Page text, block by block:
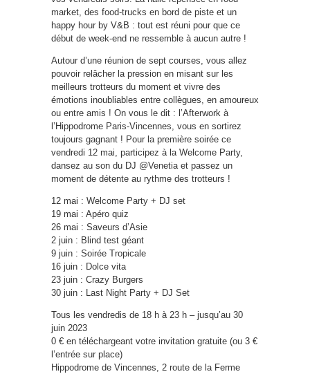
market, des food-trucks en bord de piste et un
happy hour by V&B : tout est réuni pour que ce
début de week-end ne ressemble à aucun autre !
Autour d’une réunion de sept courses, vous allez
pouvoir relâcher la pression en misant sur les
meilleurs trotteurs du moment et vivre des
émotions inoubliables entre collègues, en amoureux
ou entre amis ! On vous le dit : l’Afterwork à
l’Hippodrome Paris-Vincennes, vous en sortirez
toujours gagnant ! Pour la première soirée ce
vendredi 12 mai, participez à la Welcome Party,
dansez au son du DJ @Venetia et passez un
moment de détente au rythme des trotteurs !
12 mai : Welcome Party + DJ set
19 mai : Apéro quiz
26 mai : Saveurs d’Asie
2 juin : Blind test géant
9 juin : Soirée Tropicale
16 juin : Dolce vita
23 juin : Crazy Burgers
30 juin : Last Night Party + DJ Set
Tous les vendredis de 18 h à 23 h – jusqu’au 30
juin 2023
0 € en téléchargeant votre invitation gratuite (ou 3 €
l’entrée sur place)
Hippodrome de Vincennes, 2 route de la Ferme